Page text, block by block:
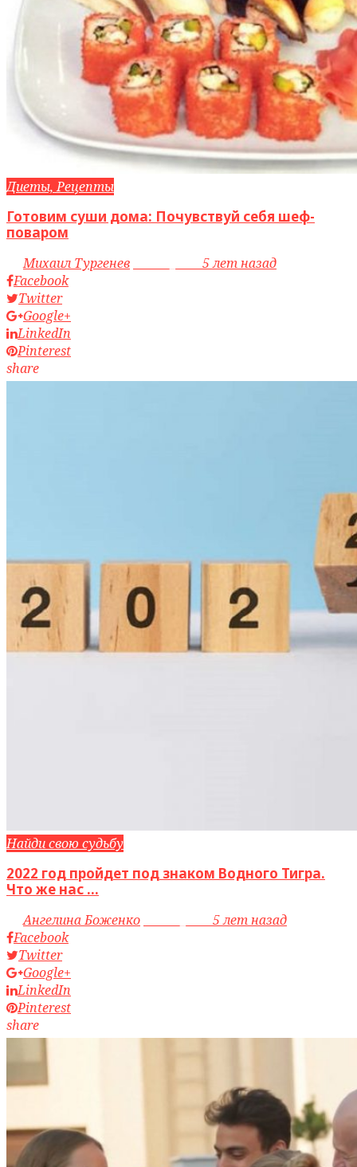
Диеты, Рецепты
Готовим суши дома: Почувствуй себя шеф-
поваром
byМихаил Тургенев
5 лет назад
Facebook
Twitter
Google+
LinkedIn
Pinterest
share
Найди свою судьбу
2022 год пройдет под знаком Водного Тигра.
Что же нас ...
byАнгелина Боженко
5 лет назад
Facebook
Twitter
Google+
LinkedIn
Pinterest
share